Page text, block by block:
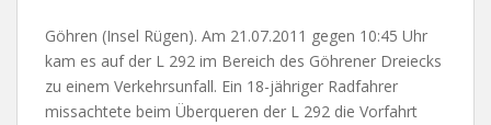
Göhren (Insel Rügen). Am 21.07.2011 gegen 10:45 Uhr
kam es auf der L 292 im Bereich des Göhrener Dreiecks
zu einem Verkehrsunfall. Ein 18-jähriger Radfahrer
missachtete beim Überqueren der L 292 die Vorfahrt